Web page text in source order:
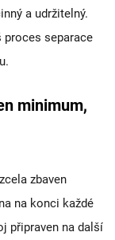
a udržitelný.
proces separace
minimum,
zbaven
na konci každé
připraven na další